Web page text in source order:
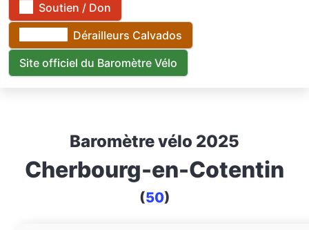
Soutien / Don
Dérailleurs Calvados
Site officiel du Baromètre Vélo
Baromètre vélo 2025
Cherbourg-en-Cotentin
(50)